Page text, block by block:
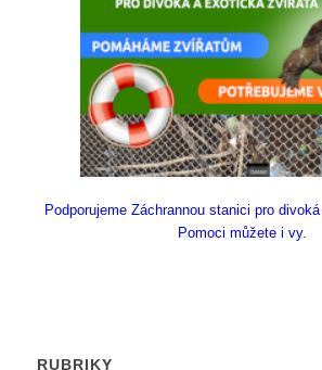
Podporujeme Záchrannou stanici pro
Pomoci můžete i vy.
RUBRIKY